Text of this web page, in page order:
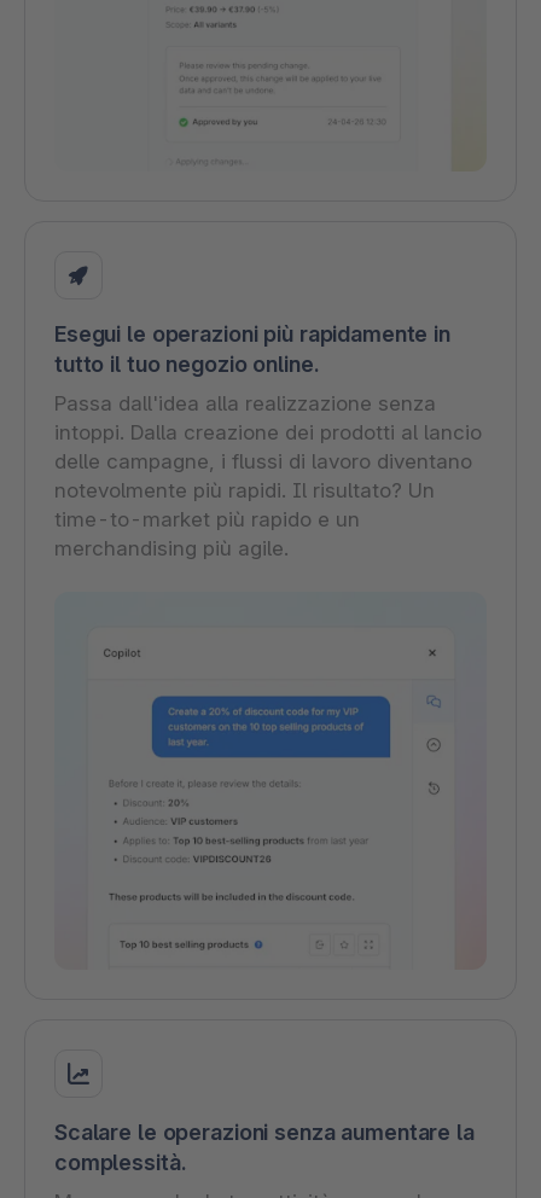
Esegui le operazioni più rapidamente in
tutto il tuo negozio online.
Passa dall'idea alla realizzazione senza
intoppi. Dalla creazione dei prodotti al lancio
delle campagne, i flussi di lavoro diventano
notevolmente più rapidi. Il risultato? Un
time-to-market più rapido e un
merchandising più agile.
Scalare le operazioni senza aumentare la
complessità.